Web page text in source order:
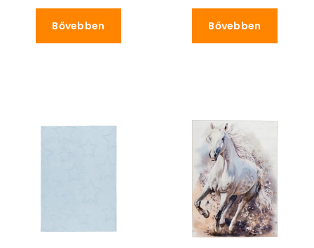
Bővebben Bővebben